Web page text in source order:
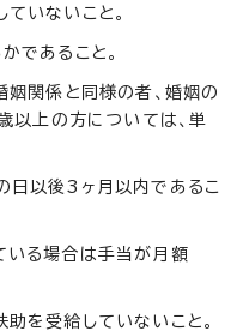
いないこと。
であること。
姻関係と同様の者、婚姻の
以上の方については、単
日以後3ヶ月以内であるこ
いる場合は手当が月額
を受給していないこと。